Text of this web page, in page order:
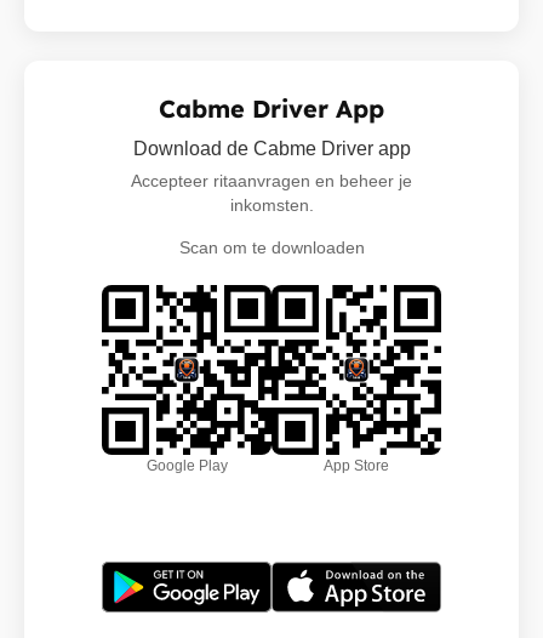
Cabme Driver App
Download de Cabme Driver app
Accepteer ritaanvragen en beheer je
inkomsten.
Scan om te downloaden
Google Play App Store